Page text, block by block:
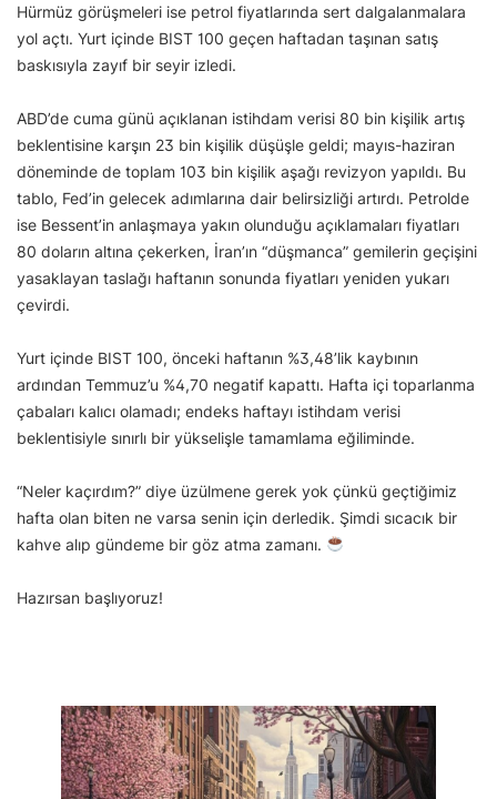
Hürmüz görüşmeleri ise petrol fiyatlarında sert dalgalanmalara
yol açtı. Yurt içinde BIST 100 geçen haftadan taşınan satış
baskısıyla zayıf bir seyir izledi.
ABD’de cuma günü açıklanan istihdam verisi 80 bin kişilik artış
beklentisine karşın 23 bin kişilik düşüşle geldi; mayıs-haziran
döneminde de toplam 103 bin kişilik aşağı revizyon yapıldı. Bu
tablo, Fed’in gelecek adımlarına dair belirsizliği artırdı. Petrolde
ise Bessent’in anlaşmaya yakın olunduğu açıklamaları fiyatları
80 doların altına çekerken, İran’ın “düşmanca” gemilerin geçişini
yasaklayan taslağı haftanın sonunda fiyatları yeniden yukarı
çevirdi.
Yurt içinde BIST 100, önceki haftanın %3,48’lik kaybının
ardından Temmuz’u %4,70 negatif kapattı. Hafta içi toparlanma
çabaları kalıcı olamadı; endeks haftayı istihdam verisi
beklentisiyle sınırlı bir yükselişle tamamlama eğiliminde.
“Neler kaçırdım?” diye üzülmene gerek yok çünkü geçtiğimiz
hafta olan biten ne varsa senin için derledik. Şimdi sıcacık bir
kahve alıp gündeme bir göz atma zamanı.
Hazırsan başlıyoruz!